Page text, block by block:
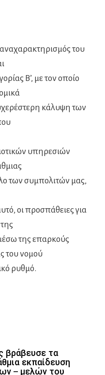
του
Β’, με τον οποίο
κάλυψη των
υπηρεσιών
των συμπολιτών μας,
οι προσπάθειες για
της επαρκούς
του νομού
ρυθμό.
βράβευσε τα
εκπαίδευση
– μελών του